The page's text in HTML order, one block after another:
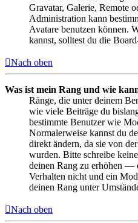
Gravatar, Galerie, Remote
Administration kann
Avatare benutzen können.
kannst, solltest du die
Nach oben
Was ist mein Rang und wie
Ränge, die unter deinem
wie viele Beiträge du
bestimmte Benutzer wie
Normalerweise kannst du
direkt ändern, da sie von
wurden. Bitte schreibe
deinen Rang zu erhöhen —
Verhalten nicht und ein
deinen Rang unter
Nach oben